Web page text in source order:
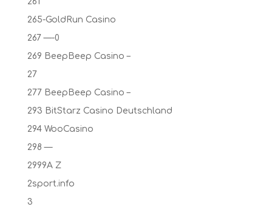
265-GoldRun Casino
267 —-0
269 BeepBeep Casino –
27
277 BeepBeep Casino –
293 BitStarz Casino Deutschland
294 WooCasino
298 —
2999A Z
2sport.info
3